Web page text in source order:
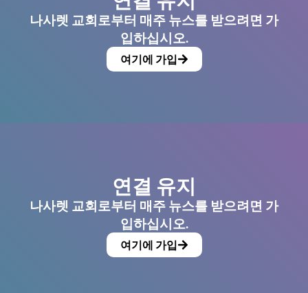
나사렛 교회로부터 매주 뉴스를 받으려면 가
입하십시오.
여기에 가입
연결 유지
나사렛 교회로부터 매주 뉴스를 받으려면 가
입하십시오.
여기에 가입